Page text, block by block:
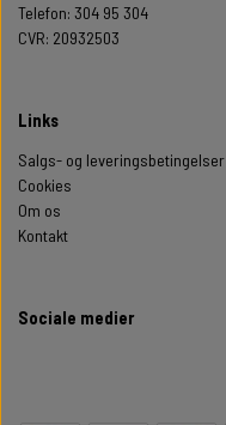
Telefon: 304 95 304
CVR: 20932503
Links
Salgs- og leveringsbetingelser
Cookies
Om os
Kontakt
Sociale medier